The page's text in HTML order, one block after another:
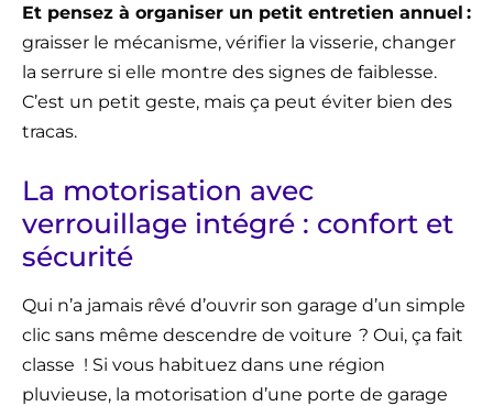
Et pensez à organiser un petit entretien annuel :
graisser le mécanisme, vérifier la visserie, changer
la serrure si elle montre des signes de faiblesse.
C’est un petit geste, mais ça peut éviter bien des
tracas.
La motorisation avec
verrouillage intégré : confort et
sécurité
Qui n’a jamais rêvé d’ouvrir son garage d’un simple
clic sans même descendre de voiture ? Oui, ça fait
classe ! Si vous habituez dans une région
pluvieuse, la motorisation d’une porte de garage